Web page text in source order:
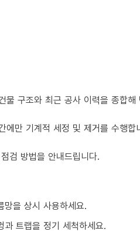
구조와 최근 공사 이력을 종합해
에만 기계적 세정 및 제거를 수행합
검 방법을 안내드립니다.
을 상시 사용하세요.
트랩을 정기 세척하세요.